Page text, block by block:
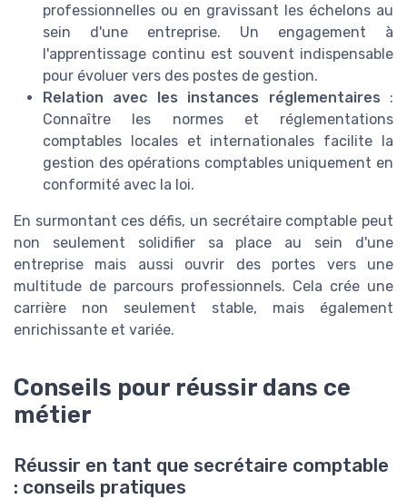
professionnelles ou en gravissant les échelons au
sein d'une entreprise. Un engagement à
l'apprentissage continu est souvent indispensable
pour évoluer vers des postes de gestion.
Relation avec les instances réglementaires :
Connaître les normes et réglementations
comptables locales et internationales facilite la
gestion des opérations comptables uniquement en
conformité avec la loi.
En surmontant ces défis, un secrétaire comptable peut
non seulement solidifier sa place au sein d'une
entreprise mais aussi ouvrir des portes vers une
multitude de parcours professionnels. Cela crée une
carrière non seulement stable, mais également
enrichissante et variée.
Conseils pour réussir dans ce
métier
Réussir en tant que secrétaire comptable
: conseils pratiques